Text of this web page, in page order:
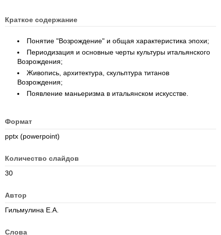
Краткое содержание
Понятие "Возрождение" и общая характеристика эпохи;
Периодизация и основные черты культуры итальянского
Возрождения;
Живопись, архитектура, скульптура титанов
Возрождения;
Появление маньеризма в итальянском искусстве.
Формат
pptx (powerpoint)
Количество слайдов
30
Автор
Гильмулина Е.А.
Слова